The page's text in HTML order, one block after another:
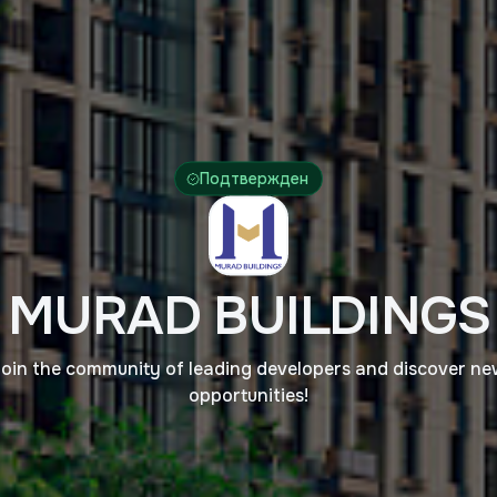
Подтвержден
MURAD BUILDINGS
the community of leading developers and discover
opportunities!